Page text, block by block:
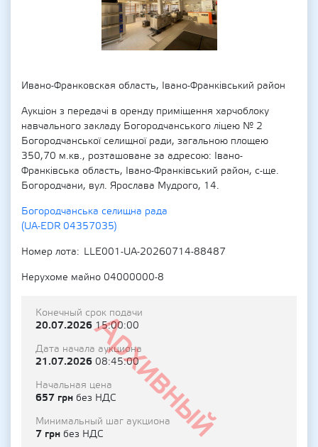
Ивано-Франковская область, Івано-Франківський район
Аукціон з передачі в оренду приміщення харчоблоку
навчального закладу Богородчанського ліцею № 2
Богородчанської селищної ради, загальною площею
350,70 м.кв., розташоване за адресою: Івано-
Франківська область, Івано-Франківський район, с-ще.
Богородчани, вул. Ярослава Мудрого, 14.
Богородчанська селищна рада
(UA-EDR 04357035)
Номер лота
LLE001-UA-20260714-88487
Нерухоме майно 04000000-8
Архивный
Конечный срок подачи
20.07.202615:00:00
Дата начала аукциона
21.07.2026 08:45:00
Начальная цена
657 грн без НДС
Минимальный шаг аукциона
7 грн без НДС